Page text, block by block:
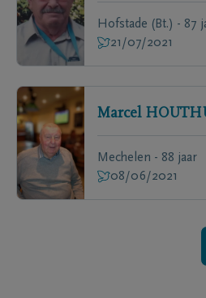
Hofstade (Bt.) - 87
21/07/2021
Marcel
Mechelen - 88 jaar
08/06/2021